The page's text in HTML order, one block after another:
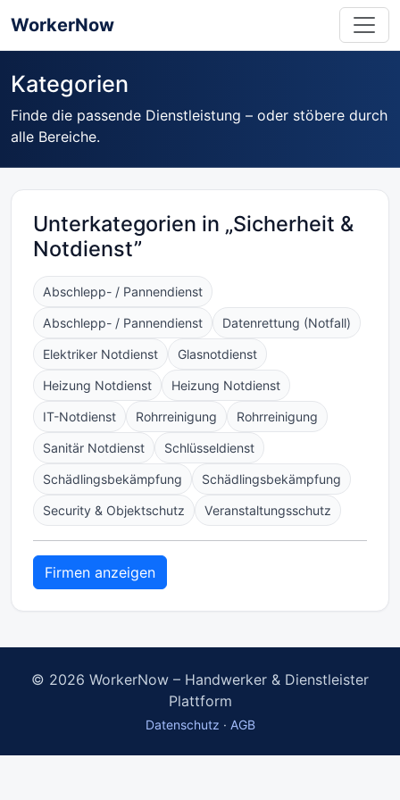
WorkerNow
Kategorien
Finde die passende Dienstleistung – oder stöbere durch
alle Bereiche.
Unterkategorien in „Sicherheit &
Notdienst”
Abschlepp- / Pannendienst
Abschlepp- / Pannendienst Datenrettung (Notfall)
Elektriker Notdienst Glasnotdienst
Heizung Notdienst Heizung Notdienst
IT-Notdienst Rohrreinigung Rohrreinigung
Sanitär Notdienst Schlüsseldienst
Schädlingsbekämpfung Schädlingsbekämpfung
Security & Objektschutz Veranstaltungsschutz
Firmen anzeigen
© 2026 WorkerNow – Handwerker & Dienstleister
Plattform
Datenschutz · AGB